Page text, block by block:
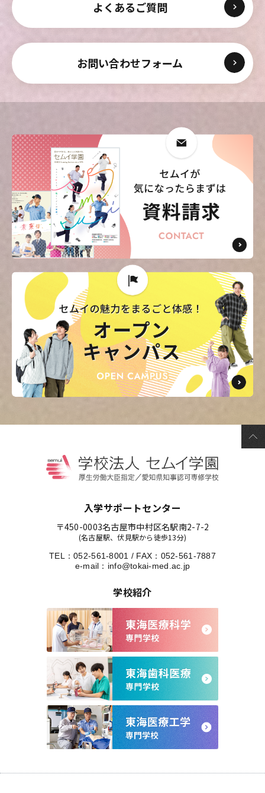
よくあるご質問
お問い合わせフォーム
入学サポートセンター
〒450-0003名古屋市中村区名駅南2-7-2
(名古屋駅、伏見駅から徒歩13分)
TEL：052-561-8001 / FAX：052-561-7887
e-mail： info@tokai-med.ac.jp
学校紹介
東海医療工学
CLOSE
東海医療工学
CLOSE
東海医療工学
CLOSE
東海医療工学
CLOSE